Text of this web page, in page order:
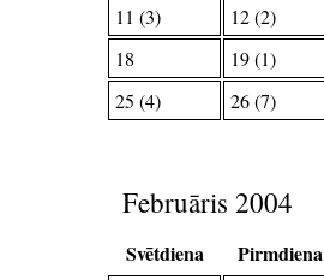
11 (3)
12 (2)
18
19 (1)
25 (4)
26 (7)
Februāris 2004
Svētdiena Pirmdiena